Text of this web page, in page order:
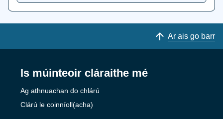
Ar ais go barr
Is múinteoir cláraithe mé
Ag athnuachan do chlárú
Clárú le coinníoll(acha)